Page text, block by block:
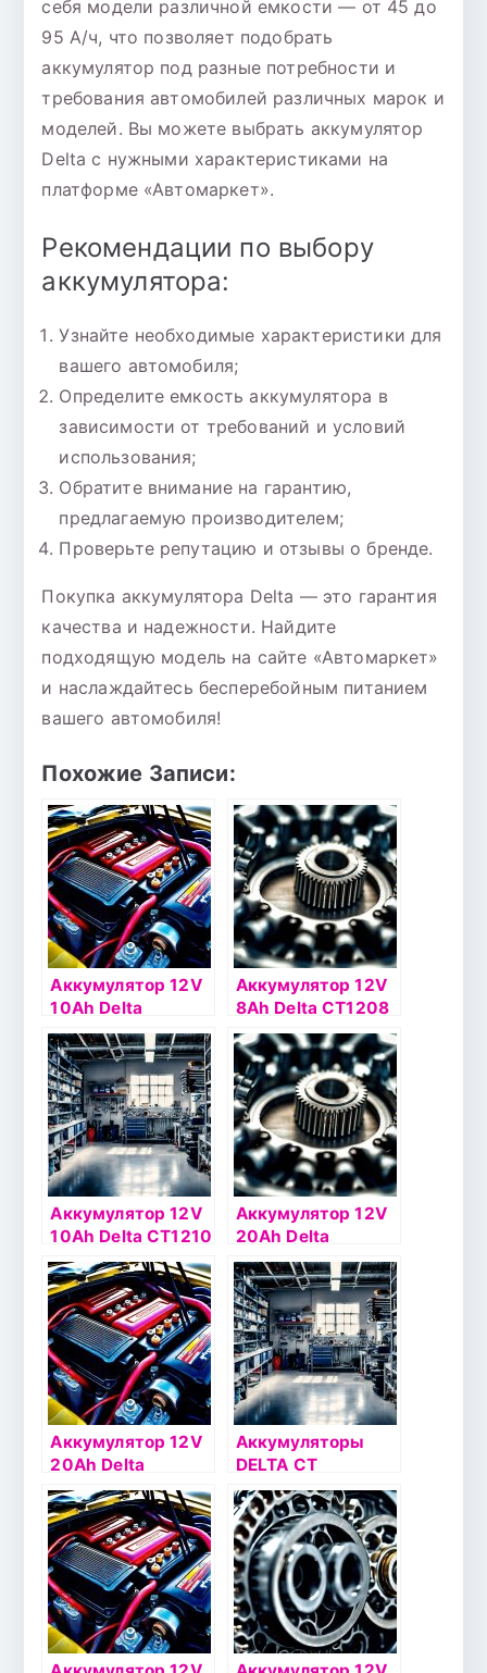
себя модели различной емкости — от 45 до
95 А/ч, что позволяет подобрать
аккумулятор под разные потребности и
требования автомобилей различных марок и
моделей. Вы можете выбрать аккумулятор
Delta с нужными характеристиками на
платформе «Автомаркет».
Рекомендации по выбору
аккумулятора:
Узнайте необходимые характеристики для
вашего автомобиля;
Определите емкость аккумулятора в
зависимости от требований и условий
использования;
Обратите внимание на гарантию,
предлагаемую производителем;
Проверьте репутацию и отзывы о бренде.
Покупка аккумулятора Delta — это гарантия
качества и надежности. Найдите
подходящую модель на сайте «Автомаркет»
и наслаждайтесь бесперебойным питанием
вашего автомобиля!
Похожие Записи:
Аккумулятор 12V
10Ah Delta
СТ1210.1 п.п.(+ -)
Аккумулятор 12V
8Ah Delta СТ1208
п.п.(+ -)
Аккумулятор 12V
10Ah Delta СТ1210
п.п. (+ -)
Аккумулятор 12V
20Ah Delta
CT1220 о.п.(- +)
Аккумулятор 12V
20Ah Delta
СТ1220.1 о.п.(- +)
Аккумуляторы
DELTA СТ